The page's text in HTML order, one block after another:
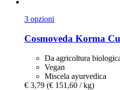
3 opzioni
Cosmoveda Korma
Da agricoltura
Vegan
Miscela ayurvedica
€ 3,79 (€ 151,60 / kg)